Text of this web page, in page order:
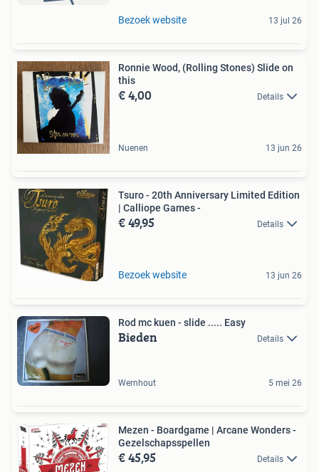
Bezoek website 13 jul 26
Ronnie Wood, (Rolling Stones) Slide on
this
€ 4,00 Details
Nuenen 13 jun 26
Tsuro - 20th Anniversary Limited Edition
| Calliope Games -
€ 49,95 Details
Bezoek website 13 jun 26
Rod mc kuen - slide ..... Easy
Bieden Details
Wernhout 5 mei 26
Mezen - Boardgame | Arcane Wonders -
Gezelschapsspellen
€ 45,95 Details